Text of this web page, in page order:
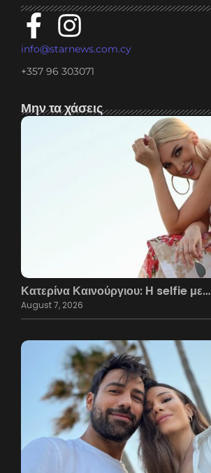
info@starnews.com.cy
+357 96 303071
Μην τα χάσεις
Κατερίνα Καινούργιου: Η selfie με…
August 7, 2026